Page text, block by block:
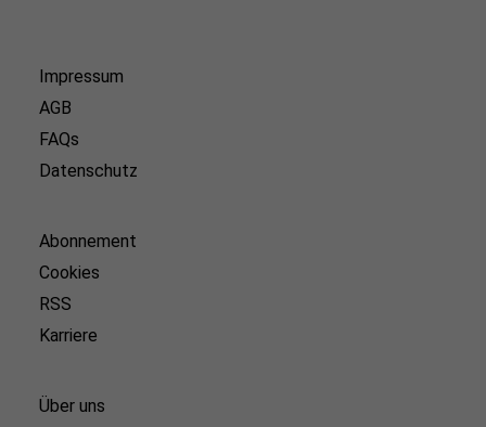
Impressum
AGB
FAQs
Datenschutz
Abonnement
Cookies
RSS
Karriere
Über uns